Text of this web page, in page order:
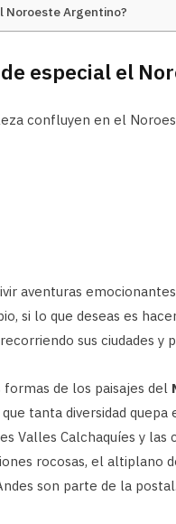
Noroeste Argentino?
especial el
confluyen en el
aventuras
si lo que deseas es
sus ciudades
formas de los paisajes del
tanta diversidad
Valles Calchaquíes y las
rocosas, el altiplano
son parte de la postal.